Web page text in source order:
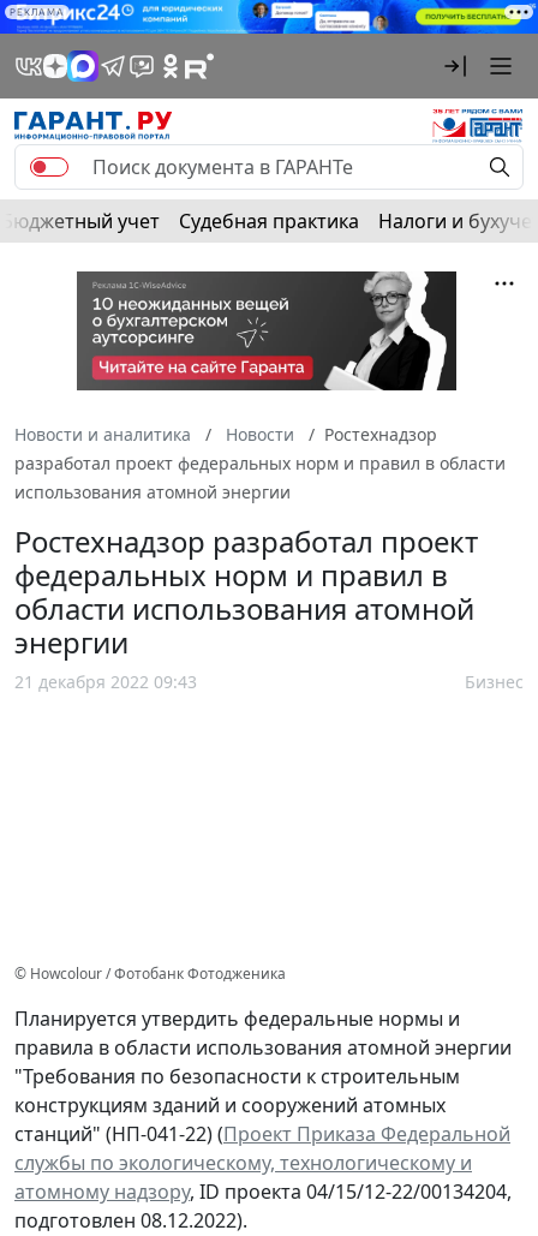
РЕКЛАМА
Бюджетный учет Судебная практика Налоги и
Новости и аналитика Новости
Ростехнадзор
разработал проект федеральных норм и правил в области
использования атомной энергии
Ростехнадзор разработал проект
федеральных норм и правил в
области использования атомной
энергии
21 декабря 2022 09:43 Бизнес
© Howcolour / Фотобанк Фотодженика
Планируется утвердить федеральные нормы и
правила в области использования атомной энергии
"Требования по безопасности к строительным
конструкциям зданий и сооружений атомных
станций" (НП-041-22) (Проект Приказа Федеральной
службы по экологическому, технологическому и
атомному надзору, ID проекта 04/15/12-22/00134204,
подготовлен 08.12.2022).